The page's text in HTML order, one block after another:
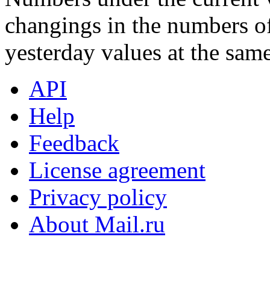
changings in the numbers
yesterday values at the
API
Help
Feedback
License agreement
Privacy policy
About Mail.ru